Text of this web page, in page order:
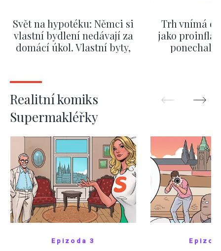
Svět na hypotéku: Němci si
vlastní bydlení nedávají za
domácí úkol. Vlastní byty,
Trh vnímá
jako
ponechali
Realitní komiks
Supermakléřky
Epizoda 3